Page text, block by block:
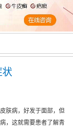
状
肤病，好发于面部，但
，这就需要患者了解青